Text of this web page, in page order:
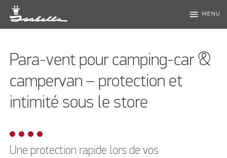
menu MENU
Para-vent pour camping-car &
campervan – protection et
intimité sous le store
Une protection rapide lors de vos